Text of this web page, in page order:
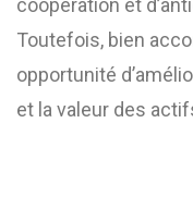
coopération et
Toutefois, bien
opportunité
et la valeur des